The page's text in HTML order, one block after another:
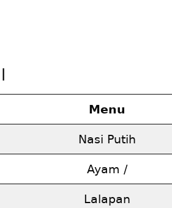
Menu
Nasi Putih
Ayam /
Lalapan